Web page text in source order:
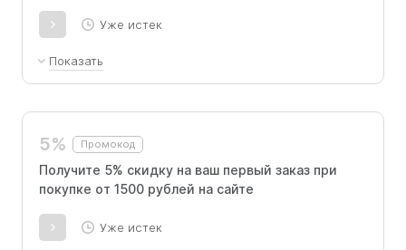
Уже истек
Показать
активируйте промокод на первую покупку
5% Промокод
Получите 5% скидку на ваш первый заказ при
покупке от 1500 рублей на сайте
Уже истек